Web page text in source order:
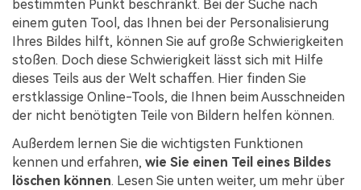
bestimmten Punkt beschränkt. Bei der Suche nach
einem guten Tool, das Ihnen bei der Personalisierung
Ihres Bildes hilft, können Sie auf große Schwierigkeiten
stoßen. Doch diese Schwierigkeit lässt sich mit Hilfe
dieses Teils aus der Welt schaffen. Hier finden Sie
erstklassige Online-Tools, die Ihnen beim Ausschneiden
der nicht benötigten Teile von Bildern helfen können.
Außerdem lernen Sie die wichtigsten Funktionen
kennen und erfahren, wie Sie einen Teil eines Bildes
löschen können. Lesen Sie unten weiter, um mehr über